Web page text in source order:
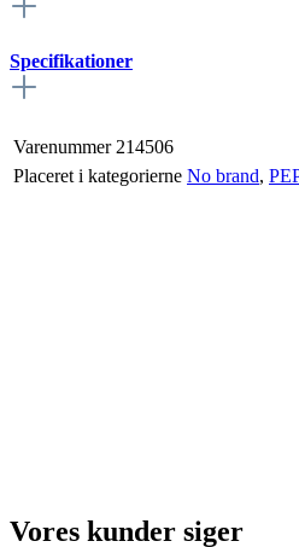
Specifikationer
Varenummer 214506
Placeret i kategorierne No brand,
Vores kunder siger